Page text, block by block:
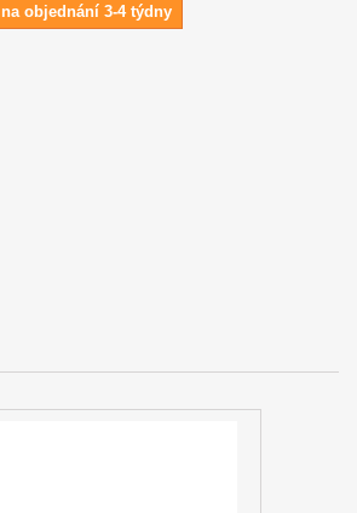
na objednání 3-4 týdny